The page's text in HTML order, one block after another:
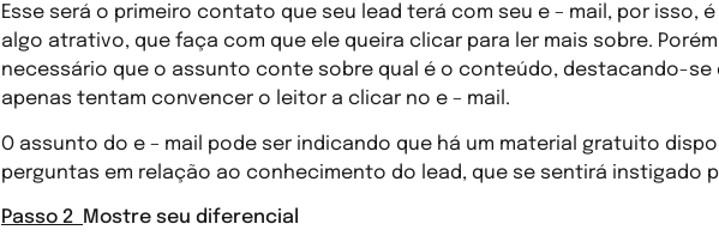
Esse será o primeiro contato que seu lead terá com seu e – mail, por isso,
algo atrativo, que faça com que ele queira clicar para ler mais sobre.
necessário que o assunto conte sobre qual é o conteúdo, destacando-se
apenas tentam convencer o leitor a clicar no e – mail.
O assunto do e – mail pode ser indicando que há um material gratuito
perguntas em relação ao conhecimento do lead, que se sentirá instigado
Passo 2 Mostre seu diferencial